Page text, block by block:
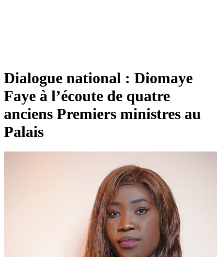
Dialogue national : Diomaye
Faye à l’écoute de quatre
anciens Premiers ministres au
Palais